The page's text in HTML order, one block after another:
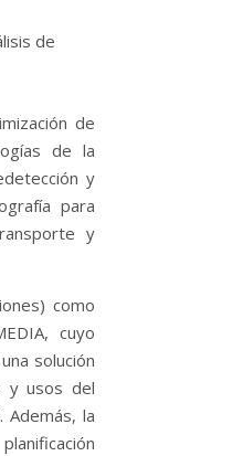
de
de
de la
y
para
y
como
cuyo
solución
y usos del
Además, la